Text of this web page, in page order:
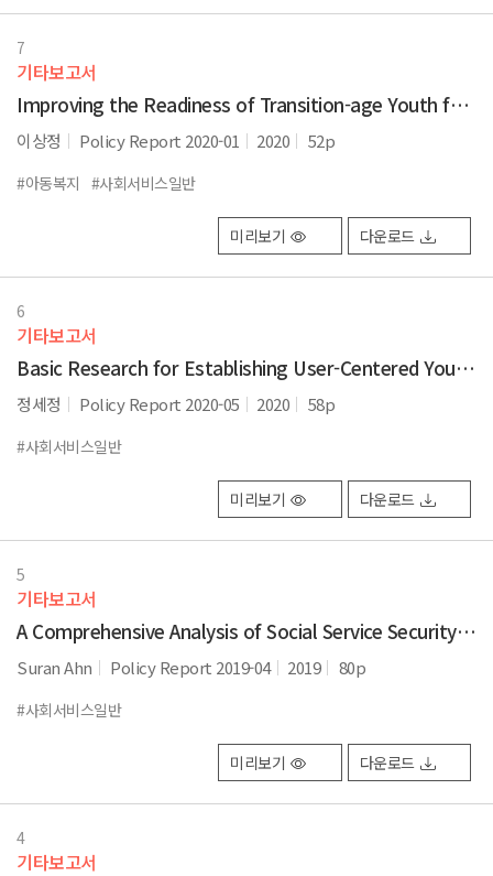
7
기타보고서
Improving the Readiness of Transition-age Youth for Independent Living
이상정 Policy Report 2020-01 2020 52p
#아동복지 #사회서비스일반
미리보기 다운로드
6
기타보고서
Basic Research for Establishing User-Centered Youth Support System based on Life Course Perspective
정세정 Policy Report 2020-05 2020 58p
#사회서비스일반
미리보기 다운로드
5
기타보고서
A Comprehensive Analysis of Social Service Security in Korea
Suran Ahn Policy Report 2019-04 2019 80p
#사회서비스일반
미리보기 다운로드
4
기타보고서